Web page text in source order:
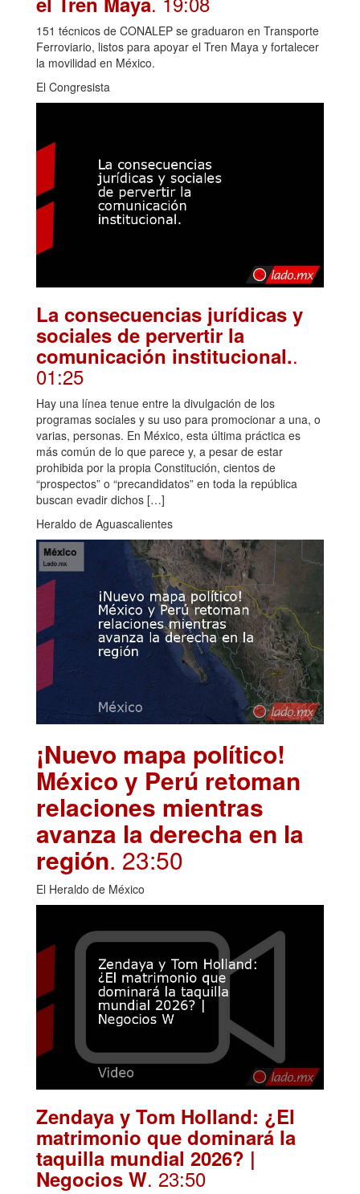
151 técnicos de CONALEP se graduaron en Transporte
Ferroviario, listos para apoyar el Tren Maya y fortalecer
la movilidad en México.
El Congresista
La consecuencias jurídicas y
sociales de pervertir la
comunicación institucional..
01:25
Hay una línea tenue entre la divulgación de los
programas sociales y su uso para promocionar a una, o
varias, personas. En México, esta última práctica es
más común de lo que parece y, a pesar de estar
prohibida por la propia Constitución, cientos de
“prospectos” o “precandidatos” en toda la república
buscan evadir dichos […]
Heraldo de Aguascalientes
¡Nuevo mapa político!
México y Perú retoman
relaciones mientras
avanza la derecha en la
región. 23:50
El Heraldo de México
Zendaya y Tom Holland: ¿El
matrimonio que dominará la
taquilla mundial 2026? |
Negocios W. 23:50